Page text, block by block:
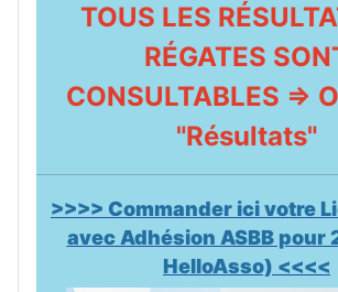
TOUS LES
RÉGATES
CONSULTABLES =>
"Résultats"
>>>> Commander ici votre
avec Adhésion ASBB pour
HelloAsso) <<<<